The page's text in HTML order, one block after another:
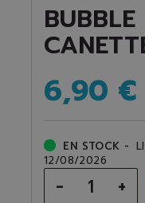
6,90 €
EN STOCK -
12/08/2026
- +